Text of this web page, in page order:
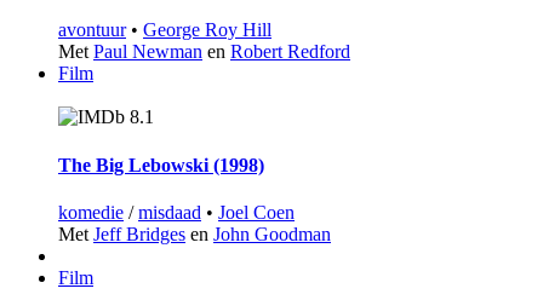
avontuur• George Roy Hill
MetPaul Newman en Robert Redford
Film
8.1
The Big Lebowski (1998)
komedie /misdaad • Joel Coen
Met Jeff Bridges en John Goodman
Film